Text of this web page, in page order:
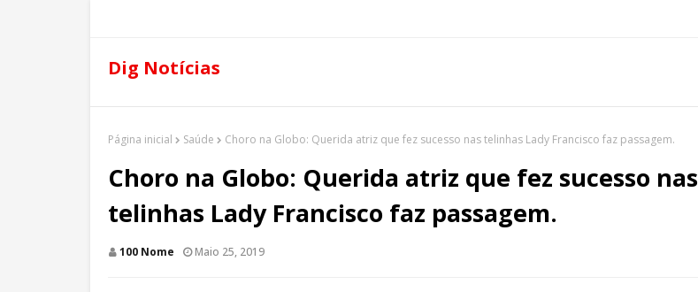
Dig Notícias
Página inicial Saúde Choro na Globo: Querida atriz que fez sucesso nas telinhas Lady Francisco faz passagem.
Choro na Globo: Querida atriz que fez sucesso nas
telinhas Lady Francisco faz passagem.
100 Nome Maio 25, 2019